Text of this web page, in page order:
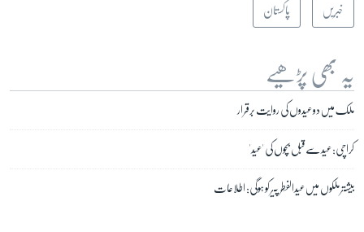
خبریں پاکستان
یہ بھی پڑھیے
ملک میں دو عیدوں کی روایت برقرار
کراچی: عید سے قبل بچوں کی 'عید'
بیشتر ملکوں میں عیدالفطر پیر کو ہوگی: اطلاعات